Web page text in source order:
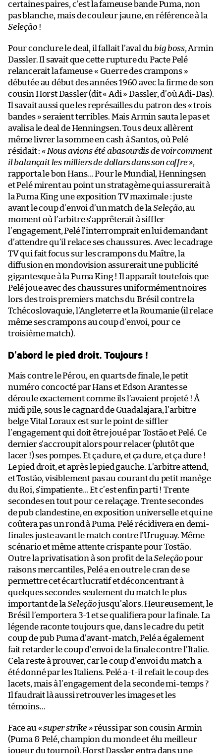
certaines paires, c’est la fameuse bande Puma, non
pas blanche, mais de couleur jaune, en référence à la
Seleção!
Pour conclure le deal, il fallait l’aval du big boss, Armin
Dassler. Il savait que cette rupture du Pacte Pelé
relancerait la fameuse « Guerre des crampons »
débutée au début des années 1960 avec la firme de son
cousin Horst Dassler (dit « Adi » Dassler, d’où Adi-Das).
Il savait aussi que les représailles du patron des « trois
bandes » seraient terribles. Mais Armin sauta le pas et
avalisa le deal de Henningsen. Tous deux allèrent
même livrer la somme en cash à Santos, où Pelé
résidait :« Nous avions été abasourdis de voir comment
il balançait les milliers de dollars dans son coffre »,
rapporta le bon Hans… Pour le Mundial, Henningsen
et Pelé mirent au point un stratagème qui assurerait à
la Puma King une exposition TV maximale : juste
avant le coup d’envoi d’un match de la Seleção, au
moment où l’arbitre s’apprêterait à siffler
l’engagement, Pelé l’interromprait en lui demandant
d’attendre qu’il relace ses chaussures. Avec le cadrage
TV qui fait focus sur les crampons du Maître, la
diffusion en mondovision assurerait une publicité
gigantesque à la Puma King ! Il apparaît toutefois que
Pelé joue avec des chaussures uniformément noires
lors des trois premiers matchs du Brésil contre la
Tchécoslovaquie, l’Angleterre et la Roumanie (il relace
même ses crampons au coup d’envoi, pour ce
troisième match).
D’abord le pied droit. Toujours !
Mais contre le Pérou, en quarts de finale, le petit
numéro concocté par Hans et Edson Arantes se
déroule exactement comme ils l’avaient projeté ! À
midi pile, sous le cagnard de Guadalajara, l’arbitre
belge Vital Loraux est sur le point de siffler
l’engagement qui doit être joué par Tostão et Pelé. Ce
dernier s’accroupit alors pour relacer (plutôt que
lacer !) ses pompes. Et ça dure, et ça dure, et ça dure !
Le pied droit, et après le pied gauche. L’arbitre attend,
et Tostão, visiblement pas au courant du petit manège
du Roi, s’impatiente… Et c’est enfin parti ! Trente
secondes en tout pour ce relaçage. Trente secondes
de pub clandestine, en exposition universelle et qui ne
coûtera pas un rond à Puma. Pelé récidivera en demi-
finales juste avant le match contre l’Uruguay. Même
scénario et même attente crispante pour Tostão.
Outre la privatisation à son profit de laSeleçãopour
raisons mercantiles, Pelé a en outre le cran de se
permettre cet écart lucratif et déconcentrant à
quelques secondes seulement du match le plus
important de laSeleçãojusqu’alors. Heureusement, le
Brésil l’emportera 3-1 et se qualifiera pour la finale. La
légende raconte toujours que, dans le cadre du petit
coup de pub Puma d’avant-match, Pelé a également
fait retarder le coup d’envoi de la finale contre l’Italie.
Cela reste à prouver, car le coup d’envoi du match a
été donné par les Italiens. Pelé a-t-il refait le coup des
lacets, mais à l’engagement de la seconde mi-temps ?
Il faudrait là aussi retrouver les images et les
témoins…
Face au « super strike »réussi par son cousin Armin
(Puma & Pelé, champion du monde et élu meilleur
joueur du tournoi), Horst Dassler entra dans une